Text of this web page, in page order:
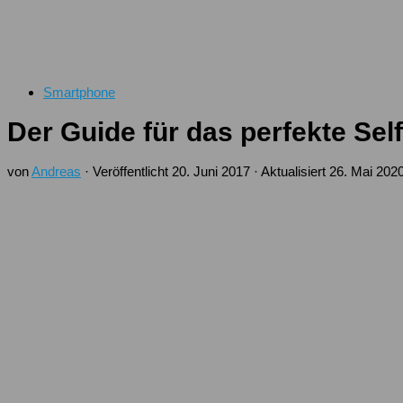
Smartphone
Der Guide für das perfekte
vonAndreas · Veröffentlicht 20. Juni 2017 · Aktualisiert 26. Mai